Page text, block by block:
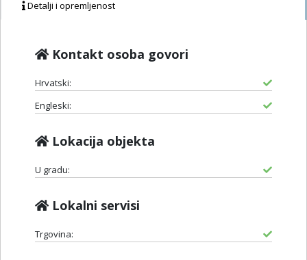
Detalji i opremljenost
Kontakt osoba govori
Hrvatski:
Engleski:
Lokacija objekta
U gradu:
Lokalni servisi
Trgovina: